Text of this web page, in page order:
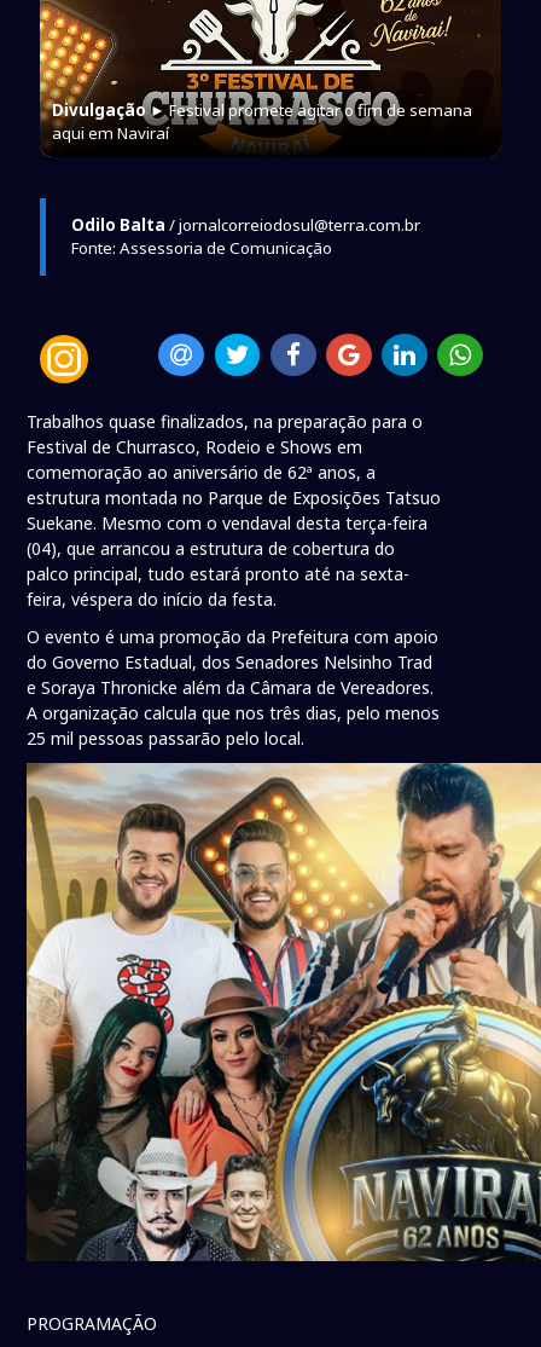
Divulgação► Festival promete agitar o fim de semana
aqui em Naviraí
Odilo Balta / jornalcorreiodosul@terra.com.br
Fonte: Assessoria de Comunicação
Trabalhos quase finalizados, na preparação para o
Festival de Churrasco, Rodeio e Shows em
comemoração ao aniversário de 62ª anos, a
estrutura montada no Parque de Exposições Tatsuo
Suekane. Mesmo com o vendaval desta terça-feira
(04), que arrancou a estrutura de cobertura do
palco principal, tudo estará pronto até na sexta-
feira, véspera do início da festa.
O evento é uma promoção da Prefeitura com apoio
do Governo Estadual, dos Senadores Nelsinho Trad
e Soraya Thronicke além da Câmara de Vereadores.
A organização calcula que nos três dias, pelo menos
25 mil pessoas passarão pelo local.
PROGRAMAÇÃO